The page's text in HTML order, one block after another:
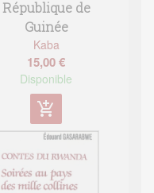
République de
Guinée
Kaba
15,00 €
Disponible
add_shopping_cart